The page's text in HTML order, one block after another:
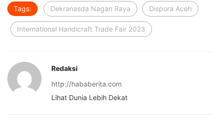
Tags: Dekranasda Nagan Raya Dispora Aceh
International Handicraft Trade Fair 2023
Redaksi
http://hababerita.com
Lihat Dunia Lebih Dekat